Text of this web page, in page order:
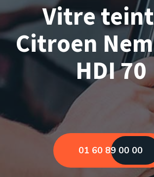
Vitre
Citroen
HDI 70
01 60 89 00 00